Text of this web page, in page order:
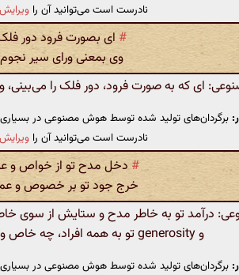
نادرست است می‌توانید آن را ویرایش
# ای بصورت فرود دور
وی بمعنی ورای سیر نجوم
ای که به صورت فرود، دور فلک را می‌بینی، و
برگردان‌های تولید شده توسط هوش مصنوعی در بسیاری
نادرست است می‌توانید آن را ویرایش
# دخل مدح تو از خواص و
خرج جود تو بر خصوص و
درآمد تو به خاطر مدح و ستایش از سوی
و generosity تو به همه افراد، چه خاص و چه عام می‌رسد.
برگردان‌های تولید شده توسط هوش مصنوعی در بسیاری